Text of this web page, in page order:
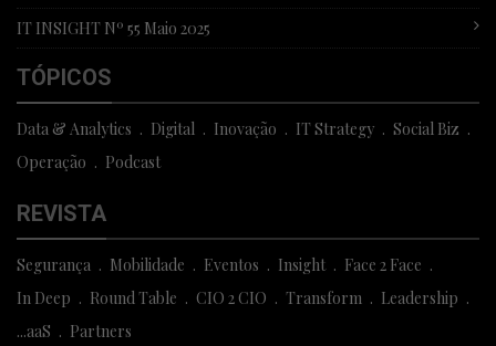
IT INSIGHT Nº 55 Maio 2025
TÓPICOS
Data & Analytics Digital Inovação IT Strategy
Social Biz
Operação
Podcast
REVISTA
Segurança Mobilidade Eventos Insight
Face 2 Face
In Deep
Round Table CIO 2 CIO Transform
Leadership
...aaS
Partners